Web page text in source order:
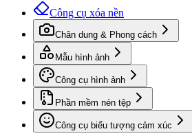
Công cụ xóa nền
Chân dung & Phong cách
Mẫu hình ảnh
Công cụ hình ảnh
Phần mềm nén tệp
Công cụ biểu tượng cảm xúc